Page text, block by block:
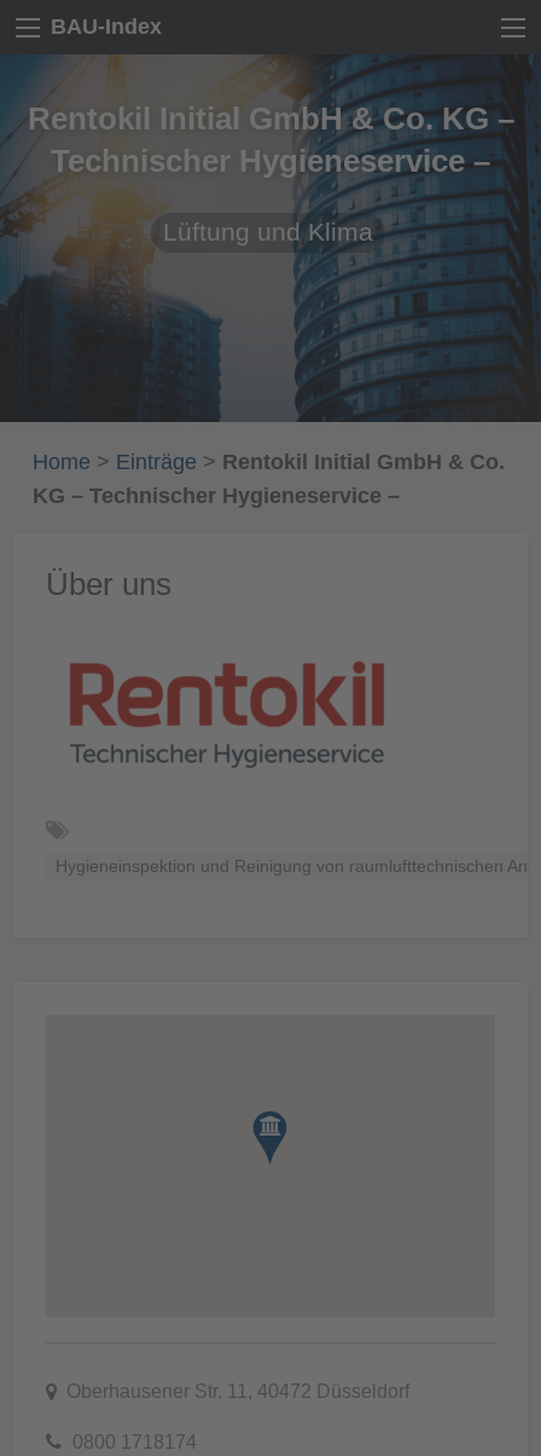
BAU-Index
Rentokil Initial GmbH & Co. KG –
Technischer Hygieneservice –
Lüftung und Klima
Home > Einträge > Rentokil Initial GmbH & Co.
KG – Technischer Hygieneservice –
Über uns
Hygieneinspektion und Reinigung von raumlufttechnischen
Oberhausener Str. 11, 40472 Düsseldorf
0800 1718174